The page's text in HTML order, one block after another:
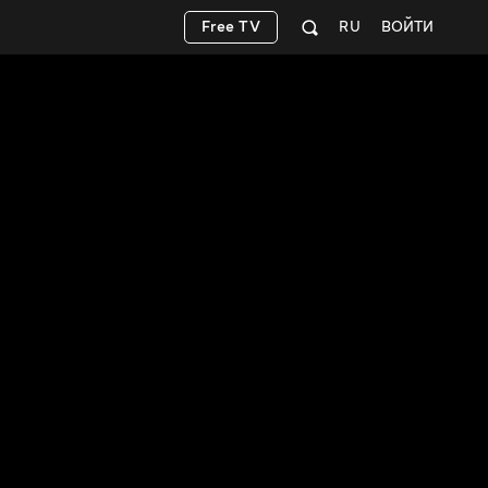
ВОЙТИ
RU
Free TV